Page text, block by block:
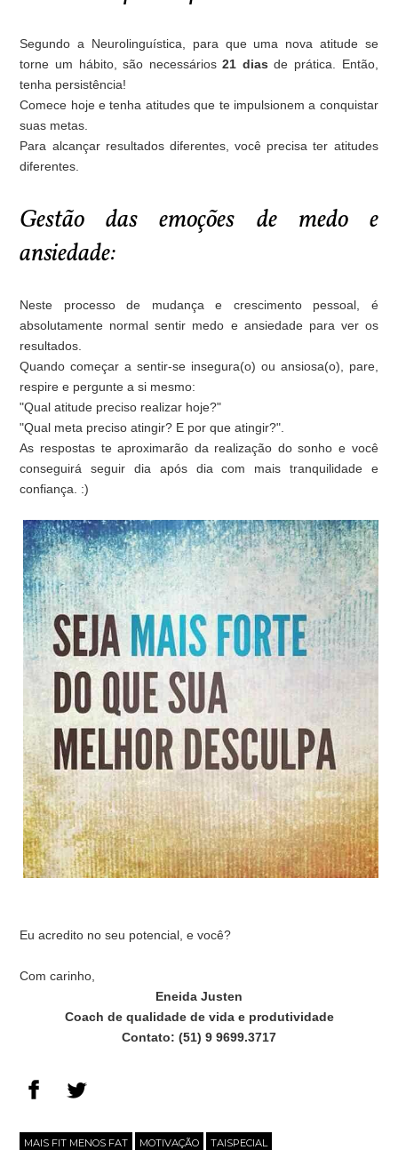
Segundo a Neurolinguística, para que uma nova atitude se
torne um hábito, são necessários21 dias de prática. Então,
tenha persistência!
Comece hoje e tenha atitudes que te impulsionem a conquistar
suas metas.
Para alcançar resultados diferentes, você precisa ter atitudes
diferentes.
Gestão das emoções de medo e
ansiedade:
Neste processo de mudança e crescimento pessoal, é
absolutamente normal sentir medo e ansiedade para ver os
resultados.
Quando começar a sentir-se insegura(o) ou ansiosa(o), pare,
respire e pergunte a si mesmo:
"Qual atitude preciso realizar hoje?"
"Qual meta preciso atingir? E por que atingir?".
As respostas te aproximarão da realização do sonho e você
conseguirá seguir dia após dia com mais tranquilidade e
confiança. :)
Eu acredito no seu potencial, e você?
Com carinho,
Eneida Justen
Coach de qualidade de vida e produtividade
Contato: (51) 9 9699.3717
MAIS FIT MENOS FAT MOTIVAÇÃO TAISPECIAL